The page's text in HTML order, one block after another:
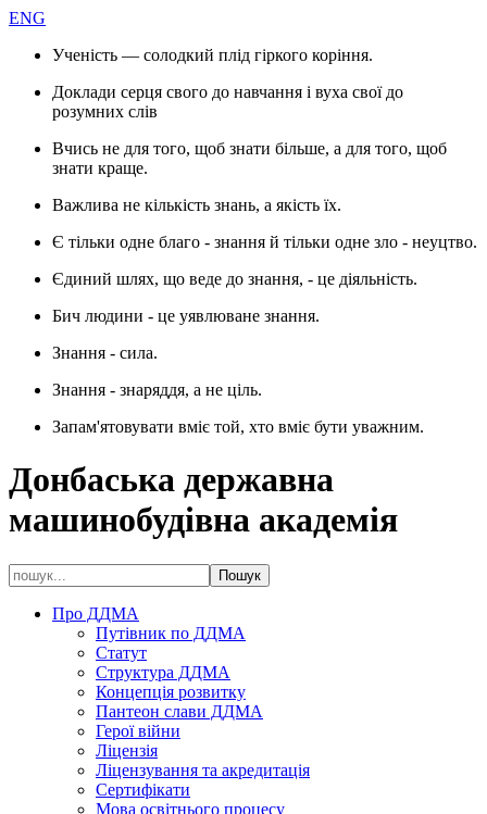
ENG
Ученість — солодкий плід гіркого коріння.
Доклади серця свого до навчання і вуха свої до
розумних слів
Вчись не для того, щоб знати більше, а для того, щоб
знати краще.
Важлива не кількість знань, а якість їх.
Є тільки одне благо - знання й тільки одне зло - неуцтво.
Єдиний шлях, що веде до знання, - це діяльність.
Бич людини - це уявлюване знання.
Знання - сила.
Знання - знаряддя, а не ціль.
Запам'ятовувати вміє той, хто вміє бути уважним.
Донбаська державна
машинобудівна академія
Про ДДМА
Путівник по ДДМА
Статут
Структура ДДМА
Концепція розвитку
Пантеон слави ДДМА
Герої війни
Ліцензія
Ліцензування та акредитація
Сертифікати
Мова освітнього процесу